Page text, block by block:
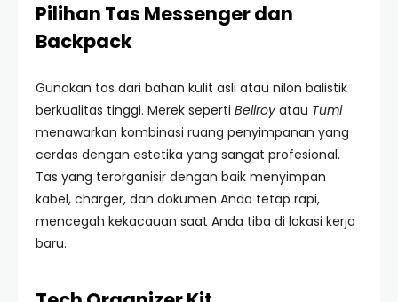
Pilihan Tas Messenger dan
Backpack
Gunakan tas dari bahan kulit asli atau nilon balistik
berkualitas tinggi. Merek seperti Bellroy atau Tumi
menawarkan kombinasi ruang penyimpanan yang
cerdas dengan estetika yang sangat profesional.
Tas yang terorganisir dengan baik menyimpan
kabel, charger, dan dokumen Anda tetap rapi,
mencegah kekacauan saat Anda tiba di lokasi kerja
baru.